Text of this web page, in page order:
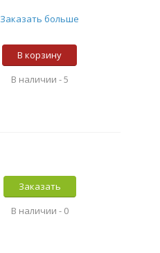
Заказать больше
В корзину
В наличии -5
Заказать
В наличии - 0